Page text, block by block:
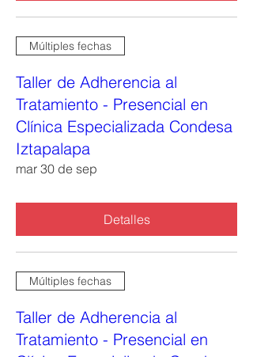
Múltiples fechas
Taller de Adherencia al
Tratamiento - Presencial en
Clínica Especializada Condesa
Iztapalapa
mar 30 de sep
Detalles
Múltiples fechas
Taller de Adherencia al
Tratamiento - Presencial en